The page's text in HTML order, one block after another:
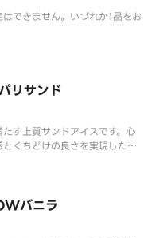
できません。いづれか1品をお
リサンド
す上質サンドアイスです。心
くちどけの良さを実現したパ
バニラ